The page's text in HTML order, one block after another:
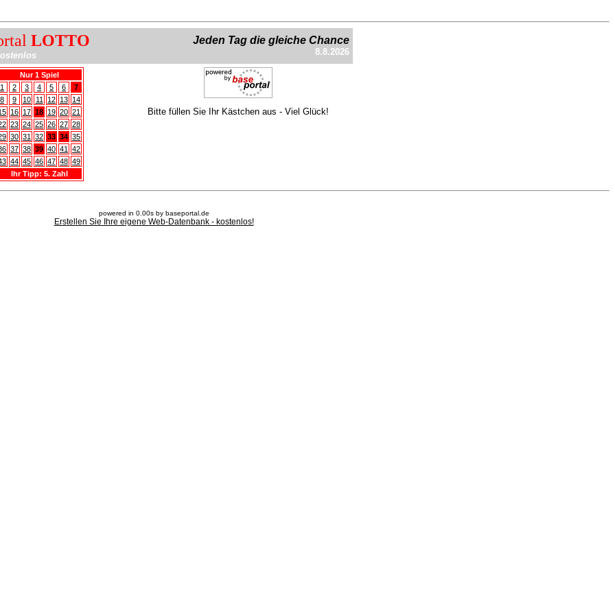
LOTTO Jeden Tag die gleiche Chance
8.8.2026
Nur 1 Spiel
1
2 3 4 5 6
7
8
9 10 11 12 13 14
16 17 18 19 20 21
23 24 25 26 27 28
30 31 32 33 34 35
37 38 39 40 41
42
44 45 46 47 48 49
Ihr Tipp: 5. Zahl
Bitte füllen Sie Ihr Kästchen aus - Viel Glück!
powered in 0.00s by baseportal.de
Erstellen Sie Ihre eigene Web-Datenbank - kostenlos!